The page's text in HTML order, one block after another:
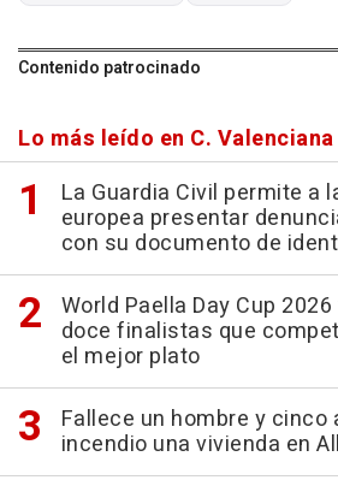
Contenido patrocinado
Lo más leído en C. Valenciana
La Guardia Civil permite a
europea presentar
con su documento de
World Paella Day Cup
doce finalistas que
el mejor plato
Fallece un hombre y
incendio una vivienda en